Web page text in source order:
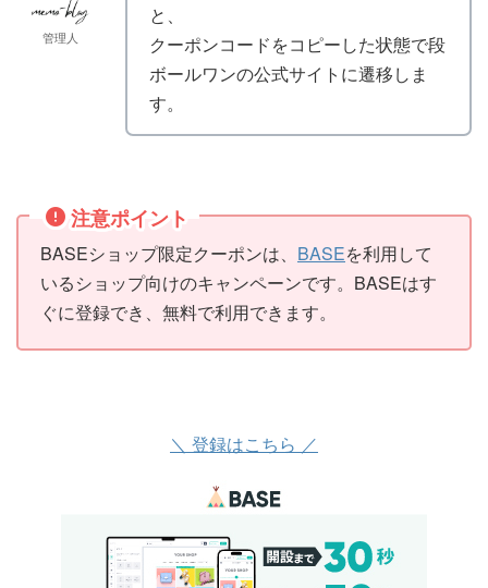
管理人
と、
クーポンコードをコピーした状態で段
ボールワンの公式サイトに遷移しま
す。
注意ポイント
BASEショップ限定クーポンは、 BASEを利用して
いるショップ向けのキャンペーンです。BASEはす
ぐに登録でき、無料で利用できます。
＼ 登録はこちら ／